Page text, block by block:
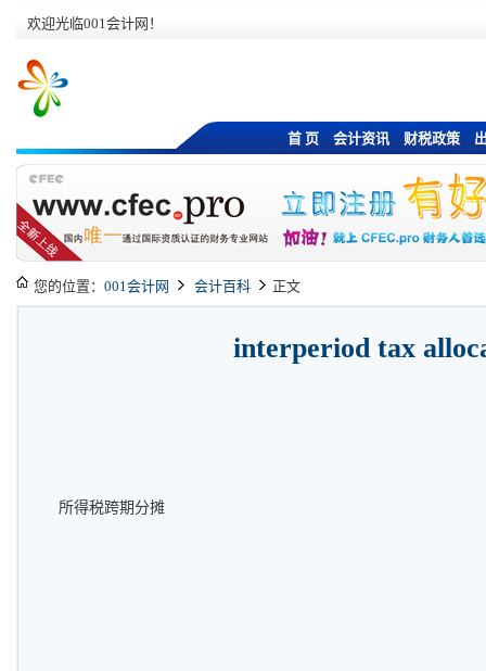
欢迎光临001会计网！
首 页 会计资讯 财税政策
您的位置： 001会计网 会计百科 正文
interperiod tax
所得税跨期分摊